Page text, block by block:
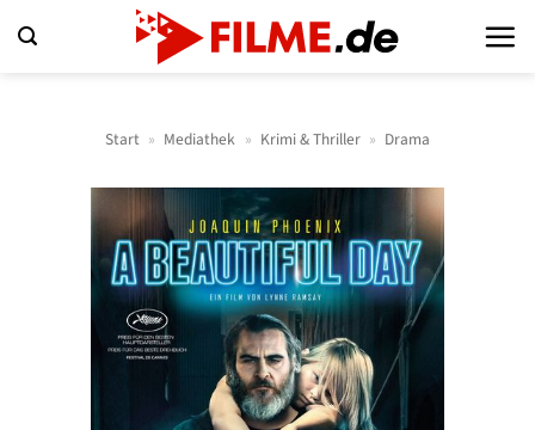
Inhalt
Start » Mediathek » Krimi & Thriller » Drama